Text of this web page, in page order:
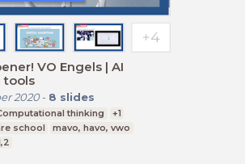
| AI
tools
2020- 8 slides
thinking
+1
school
mavo, havo, vwo